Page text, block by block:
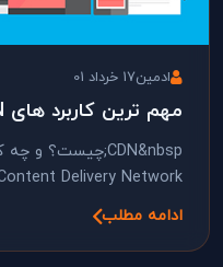
ادمین17 خرداد 01
مهم ترین کاربرد های CDN
Content Delivery Network می...
ادامه مطلب